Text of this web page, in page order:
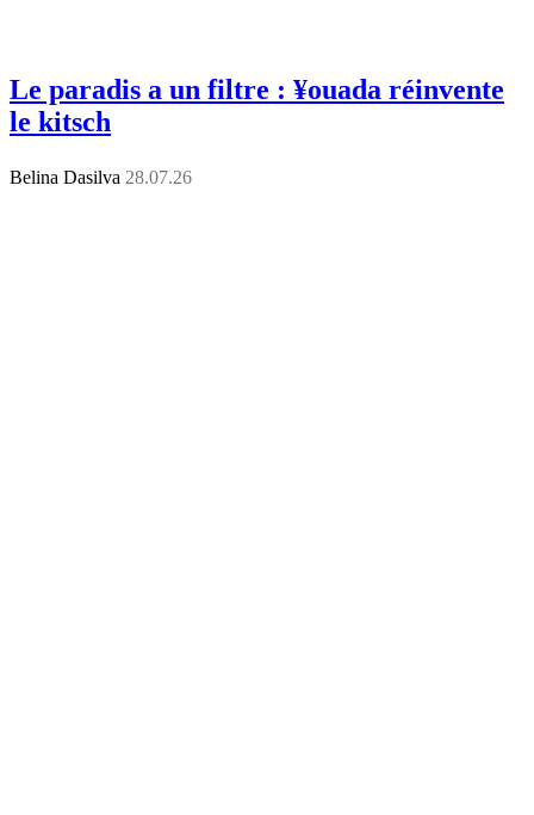
Le paradis a un filtre : ¥ouada réinvente
le kitsch
Belina Dasilva 28.07.26